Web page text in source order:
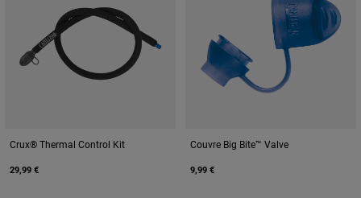
Crux® Thermal Control Kit
29,99 €
Couvre Big Bite™ Valve
9,99 €